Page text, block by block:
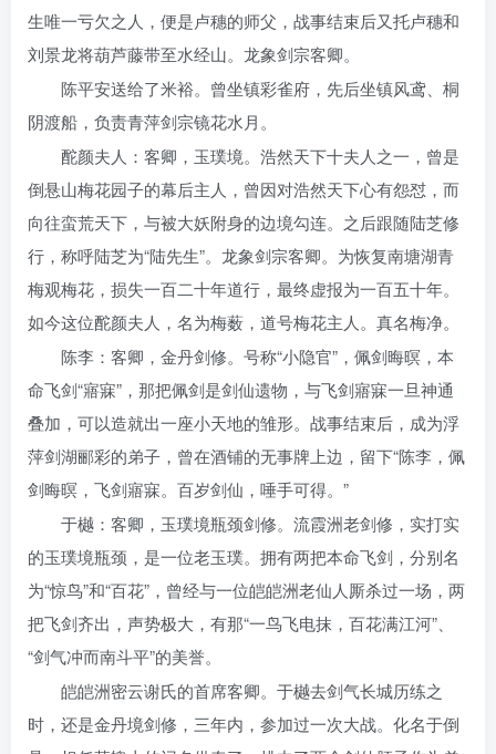
生唯一亏欠之人，便是卢穗的师父，战事结束后又托卢穗和
刘景龙将葫芦藤带至水经山。龙象剑宗客卿。
陈平安送给了米裕。曾坐镇彩雀府，先后坐镇风鸢、桐
阴渡船，负责青萍剑宗镜花水月。
酡颜夫人：客卿，玉璞境。浩然天下十夫人之一，曾是
倒悬山梅花园子的幕后主人，曾因对浩然天下心有怨怼，而
向往蛮荒天下，与被大妖附身的边境勾连。之后跟随陆芝修
行，称呼陆芝为“陆先生”。龙象剑宗客卿。为恢复南塘湖青
梅观梅花，损失一百二十年道行，最终虚报为一百五十年。
如今这位酡颜夫人，名为梅薮，道号梅花主人。真名梅净。
陈李：客卿，金丹剑修。号称“小隐官”，佩剑晦暝，本
命飞剑“寤寐”，那把佩剑是剑仙遗物，与飞剑寤寐一旦神通
叠加，可以造就出一座小天地的雏形。战事结束后，成为浮
萍剑湖郦彩的弟子，曾在酒铺的无事牌上边，留下“陈李，佩
剑晦暝，飞剑寤寐。百岁剑仙，唾手可得。”
于樾：客卿，玉璞境瓶颈剑修。流霞洲老剑修，实打实
的玉璞境瓶颈，是一位老玉璞。拥有两把本命飞剑，分别名
为“惊鸟”和“百花”，曾经与一位皑皑洲老仙人厮杀过一场，两
把飞剑齐出，声势极大，有那“一鸟飞电抹，百花满江河”、
“剑气冲而南斗平”的美誉。
皑皑洲密云谢氏的首席客卿。于樾去剑气长城历练之
时，还是金丹境剑修，三年内，参加过一次大战。化名于倒